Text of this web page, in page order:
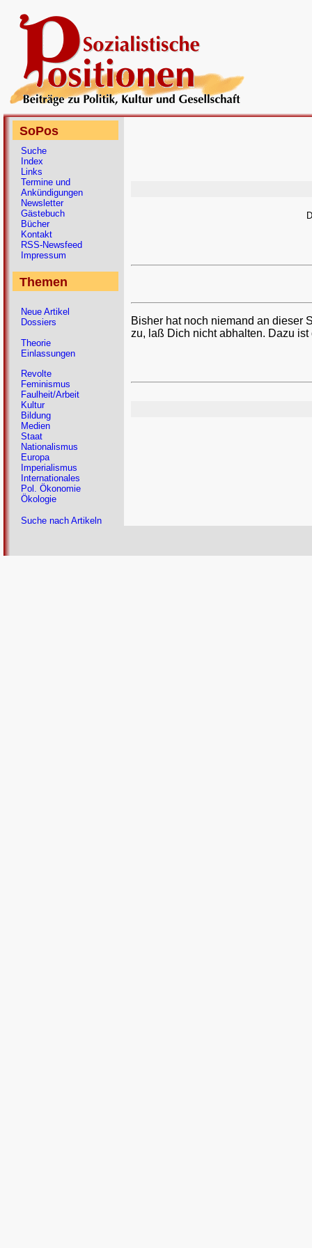
Bisher hat noch niemand an dieser
zu, laß Dich nicht abhalten. Dazu
SoPos
Suche
Index
Links
Termine und
Ankündigungen
Newsletter
Gästebuch
Bücher
Kontakt
RSS-Newsfeed
Impressum
Themen
Neue Artikel
Dossiers
Theorie
Einlassungen
Revolte
Feminismus
Faulheit/Arbeit
Kultur
Bildung
Medien
Staat
Nationalismus
Europa
Imperialismus
Internationales
Pol. Ökonomie
Ökologie
Suche nach Artikeln